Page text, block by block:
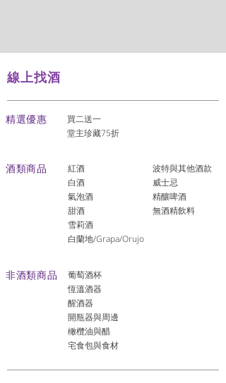
線上找酒
​精選優惠
買二送一
堂主珍藏75折
酒類商品
紅酒
白酒
氣泡酒
​甜酒
雪莉酒
白蘭地/Grapa/Orujo
波特與其他酒款
威士忌
精釀啤酒
​無酒精飲料
非酒類商品
葡萄酒杯
恆溫酒器
醒酒器
開瓶器與周邊
橄欖油與醋
宅食包與食材